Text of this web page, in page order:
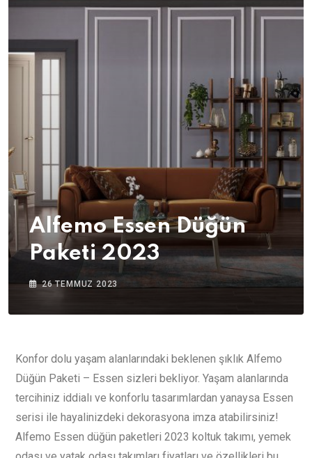
Alfemo Essen Düğün
Paketi 2023
26 TEMMUZ 2023
Konfor dolu yaşam alanlarındaki beklenen şıklık Alfemo
Düğün Paketi – Essen sizleri bekliyor. Yaşam alanlarında
tercihiniz iddialı ve konforlu tasarımlardan yanaysa Essen
serisi ile hayalinizdeki dekorasyona imza atabilirsiniz!
Alfemo Essen düğün paketleri 2023 koltuk takımı, yemek